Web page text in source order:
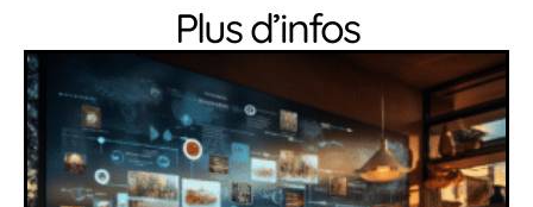
Plus d’infos